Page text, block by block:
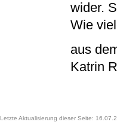
wider.
Wie
aus
Katrin
Letzte Aktualisierung dieser Seite: